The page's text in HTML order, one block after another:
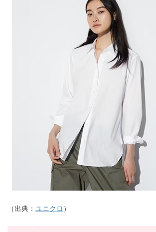
（出典： ユニクロ ）